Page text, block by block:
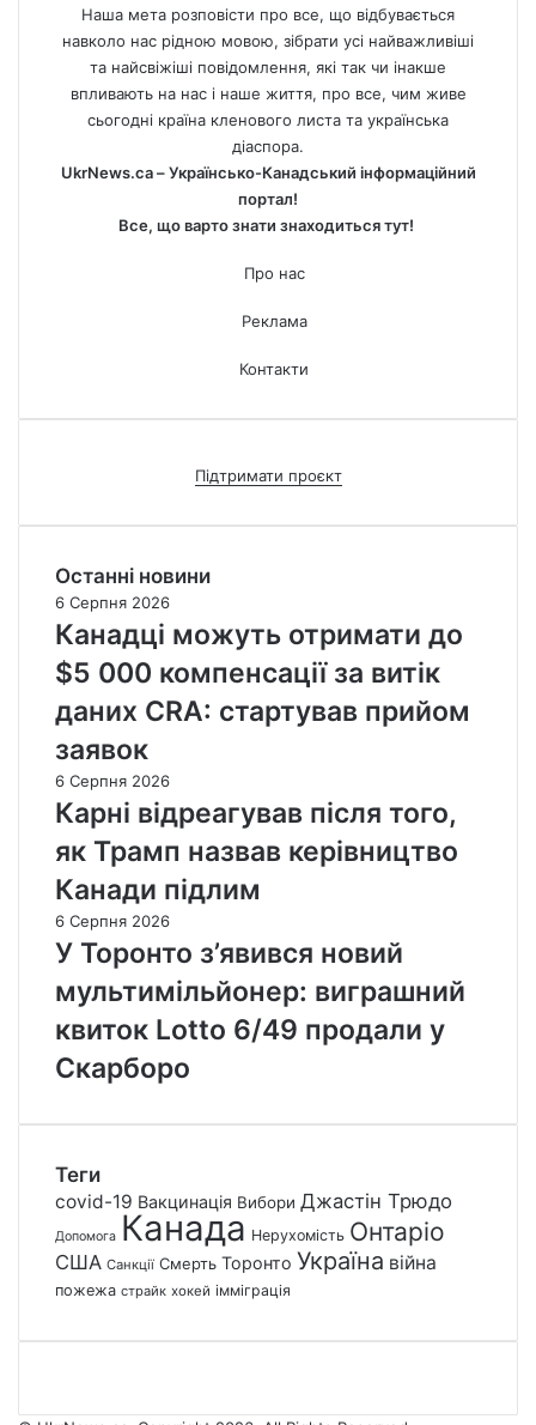
Наша мета розповісти про все, що відбувається
навколо нас рідною мовою, зібрати усі найважливіші
та найсвіжіші повідомлення, які так чи інакше
впливають на нас і наше життя, про все, чим живе
сьогодні країна кленового листа та українська
діаспора.
UkrNews.ca – Українсько-Канадський інформаційний
портал!
Все, що варто знати знаходиться тут!
Про нас
Реклама
Контакти
Підтримати проєкт
Останні новини
6 Серпня 2026
Канадці можуть отримати до
$5 000 компенсації за витік
даних CRA: стартував прийом
заявок
6 Серпня 2026
Карні відреагував після того,
як Трамп назвав керівництво
Канади підлим
6 Серпня 2026
У Торонто з’явився новий
мультимільйонер: виграшний
квиток Lotto 6/49 продали у
Скарборо
Теги
covid-19 Вакцинація Вибори Джастін Трюдо
Допомога Канада Нерухомість Онтаріо
США Санкції Смерть Торонто Україна війна
пожежа страйк хокей імміграція